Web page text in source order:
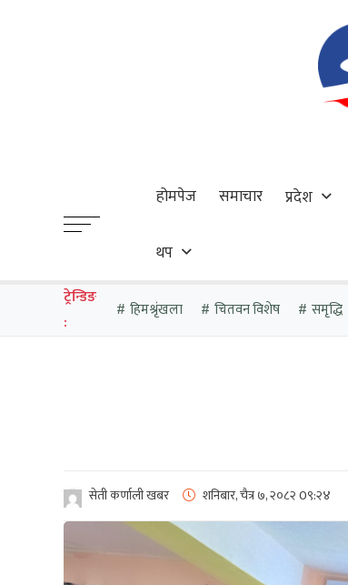
होमपेज समाचार प्रदेश
थप
ट्रेन्डिङ
:
हिमश्रृंखला चितवन विशेष समृद्धि
सेती कर्णाली खबर शनिबार, चैत्र ७, २०८२0९:२४